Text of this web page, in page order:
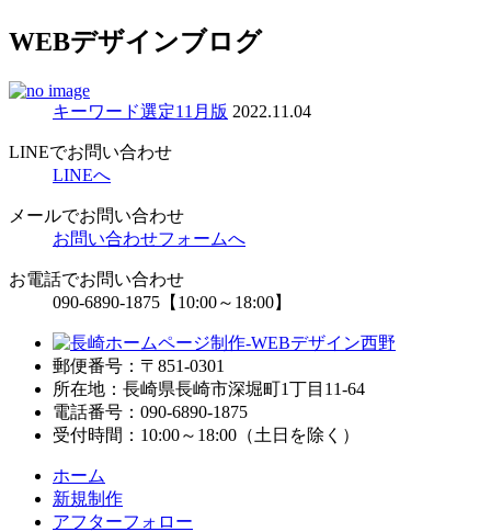
WEBデザインブログ
キーワード選定11月版 2022.11.04
LINEでお問い合わせ
LINEへ
メールでお問い合わせ
お問い合わせフォームへ
お電話でお問い合わせ
090-6890-1875 【10:00～18:00】
郵便番号：〒851-0301
所在地：長崎県長崎市深堀町1丁目11-64
電話番号：090-6890-1875
受付時間：10:00～18:00（土日を除く）
ホーム
新規制作
アフターフォロー